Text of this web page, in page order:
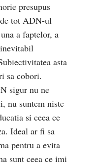
presupus
tot ADN-ul
a faptelor, a
asta
sa cobori.
sigur nu ne
nu suntem niste
si ceea ce
Ideal ar fi sa
pentru a evita
sunt ceea ce imi